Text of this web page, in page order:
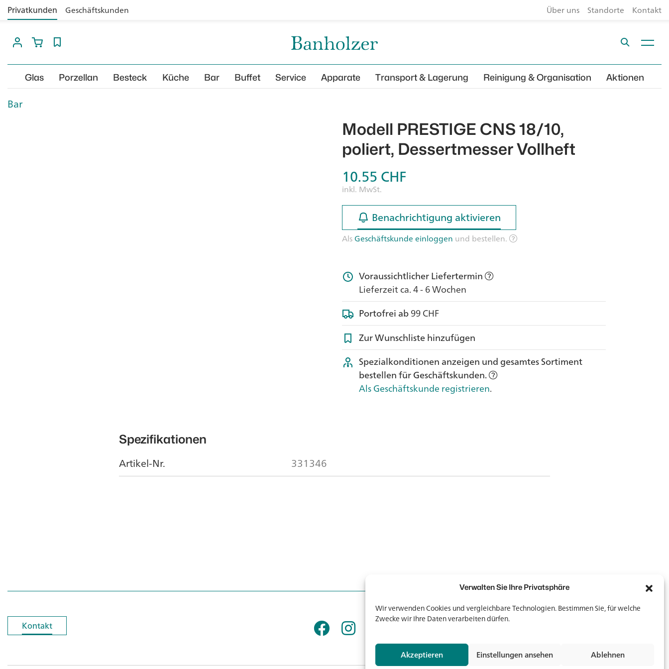
Verwalten Sie Ihre Privatsphäre
Wir verwenden Cookies und vergleichbare Technologien. Bestimmen Sie, für welche
Zwecke wir Ihre Daten verarbeiten dürfen.
Akzeptieren Ablehnen
Einstellungen ansehen
Privatkunden Geschäftskunden Über uns Standorte Kontakt
Glas Porzellan Besteck Küche Bar Buffet Service Apparate Transport & Lagerung Reinigung & Organisation Aktionen
Bar
Modell PRESTIGE CNS 18/10,
poliert, Dessertmesser Vollheft
10.55CHF
inkl. MwSt.
Benachrichtigung aktivieren
Benachrichtigung aktivieren
AlsGeschäftskunde einloggen und bestellen.
Voraussichtlicher Liefertermin
Lieferzeit ca. 4 - 6 Wochen
Portofrei ab99 CHF
Zur Wunschliste hinzufügen
Spezialkonditionen anzeigen und gesamtes Sortiment
bestellen für Geschäftskunden.
Als Geschäftskunde registrieren.
Spezifikationen
Artikel-Nr. 331346
Kontakt
Kontakt